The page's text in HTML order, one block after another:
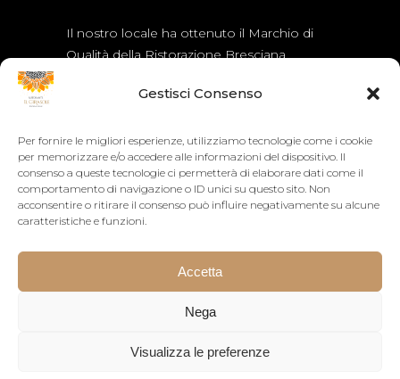
Gestisci Consenso
Per fornire le migliori esperienze, utilizziamo tecnologie come i cookie
per memorizzare e/o accedere alle informazioni del dispositivo. Il
consenso a queste tecnologie ci permetterà di elaborare dati come il
comportamento di navigazione o ID unici su questo sito. Non
acconsentire o ritirare il consenso può influire negativamente su alcune
caratteristiche e funzioni.
Accetta
Nega
Visualizza le preferenze
Il nostro locale ha ottenuto il Marchio di
Qualità della Ristorazione Bresciana
ORARI
Orario continuato dalle 12:00 alle 24:00
La cucina chiude alle 22:30